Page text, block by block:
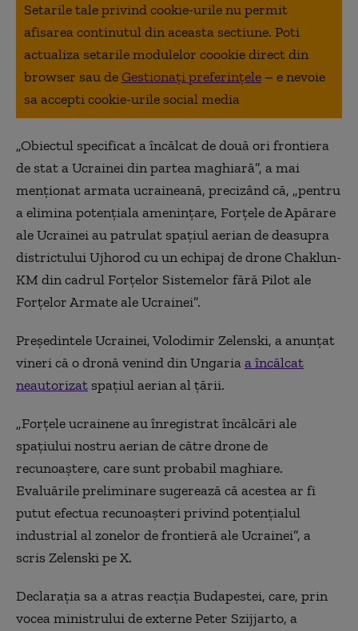
Setarile tale privind cookie-urile nu permit
afisarea continutul din aceasta sectiune. Poti
actualiza setarile modulelor coookie direct din
browser sau deGestionați preferințele – e nevoie
sa accepti cookie-urile social media
„Obiectul specificat a încălcat de două ori frontiera
de stat a Ucrainei din partea maghiară”, a mai
menționat armata ucraineană, precizând că, „pentru
a elimina potențiala amenințare, Forțele de Apărare
ale Ucrainei au patrulat spațiul aerian de deasupra
districtului Ujhorod cu un echipaj de drone Chaklun-
KM din cadrul Forțelor Sistemelor fără Pilot ale
Forțelor Armate ale Ucrainei”.
Președintele Ucrainei, Volodimir Zelenski, a anunțat
vineri că o dronă venind din Ungariaa încălcat
neautorizat spațiul aerian al țării.
„Forțele ucrainene au înregistrat încălcări ale
spațiului nostru aerian de către drone de
recunoaștere, care sunt probabil maghiare.
Evaluările preliminare sugerează că acestea ar fi
putut efectua recunoașteri privind potențialul
industrial al zonelor de frontieră ale Ucrainei”, a
scris Zelenski pe X.
Declarația sa a atras reacția Budapestei, care, prin
vocea ministrului de externe Peter Szijjarto, a